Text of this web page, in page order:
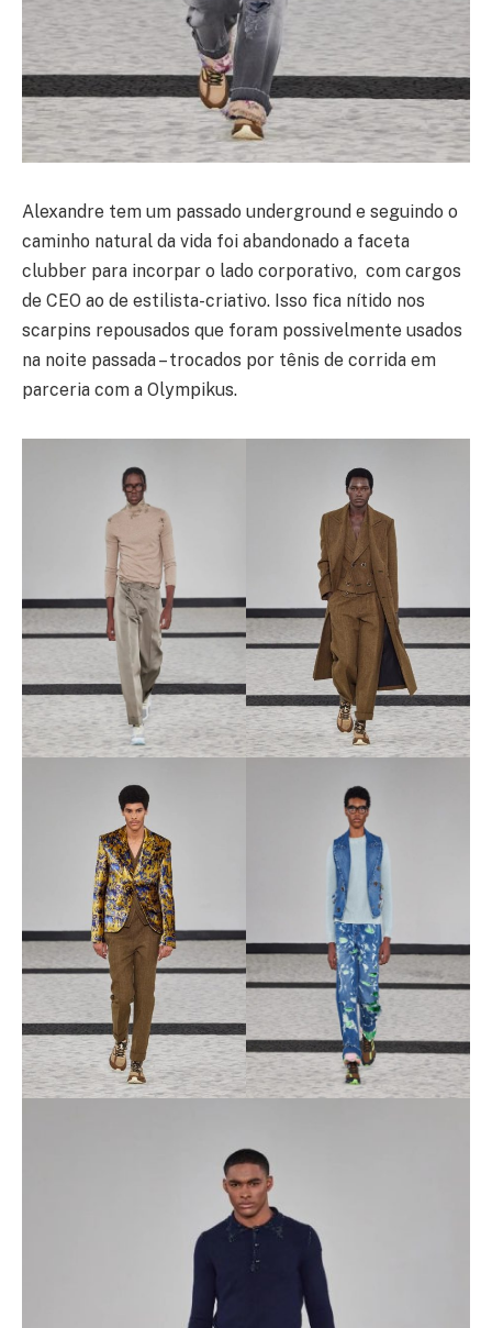
Alexandre tem um passado underground e seguindo o
caminho natural da vida foi abandonado a faceta
clubber para incorpar o lado corporativo, com cargos
de CEO ao de estilista-criativo. Isso fica nítido nos
scarpins repousados que foram possivelmente usados
na noite passada – trocados por tênis de corrida em
parceria com a Olympikus.